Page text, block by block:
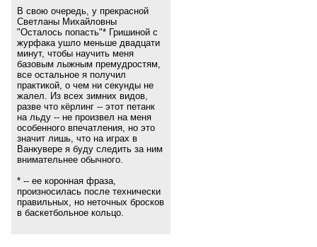
В свою очередь, у прекрасной
Светланы Михайловны
"Осталось попасть"* Гришиной с
журфака ушло меньше двадцати
минут, чтобы научить меня
базовым лыжным премудростям,
все остальное я получил
практикой, о чем ни секунды не
жалел. Из всех зимних видов,
разве что кёрлинг -- этот петанк
на льду -- не произвел на меня
особенного впечатления, но это
значит лишь, что на играх в
Ванкувере я буду следить за ним
внимательнее обычного.
* -- ее коронная фраза,
произносилась после технически
правильных, но неточных бросков
в баскетбольное кольцо.